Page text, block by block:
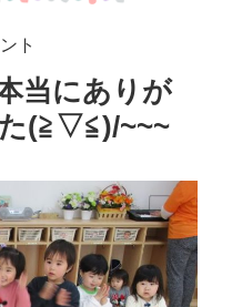
ト
当にありが
(≧▽≦)/~~~